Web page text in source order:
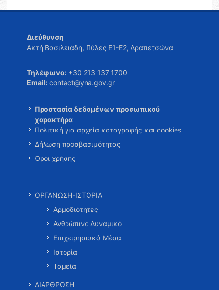
Διεύθυνση
Ακτή Βασιλειάδη, Πύλες Ε1-Ε2, Δραπετσώνα
Τηλέφωνο: +30 213 137 1700
Email: contact@yna.gov.gr
Προστασία δεδομένων προσωπικού
χαρακτήρα
Πολιτική για αρχεία καταγραφής και cookies
Δήλωση προσβασιμότητας
Όροι χρήσης
ΟΡΓΑΝΩΣΗ-ΙΣΤΟΡΙΑ
Αρμοδιότητες
Ανθρώπινο Δυναμικό
Επιχειρησιακά Μέσα
Ιστορία
Ταμεία
ΔΙΑΡΘΡΩΣΗ